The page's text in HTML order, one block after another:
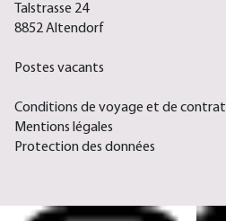
Talstrasse 24
8852 Altendorf
Postes vacants
Conditions de voyage et de contrat
Mentions légales
Protection des données